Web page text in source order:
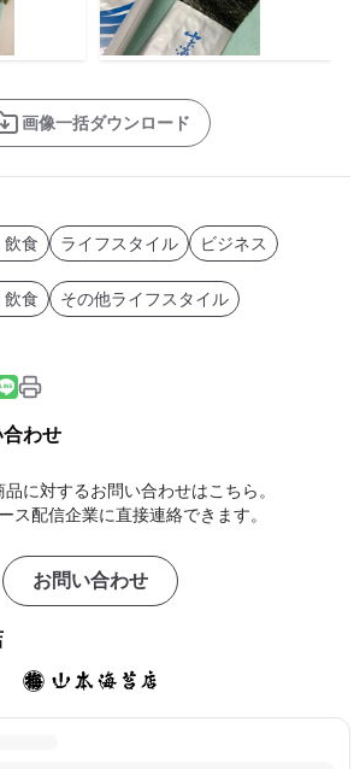
画像一括ダウンロード
飲食 ライフスタイル ビジネス
飲食
その他ライフスタイル
わせ
に対するお問い合わせはこちら。
ス配信企業に直接連絡できます。
お問い合わせ